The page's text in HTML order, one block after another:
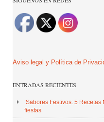
Aviso legal y Política de
ENTRADAS RECIENTES
Sabores Festivos: 5
fiestas